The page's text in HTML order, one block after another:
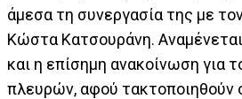
άμεσα τη συνεργασία της με
Κώστα Κατσουράνη.
και η επίσημη ανακοίνωση για
πλευρών, αφού τακτοποιηθούν